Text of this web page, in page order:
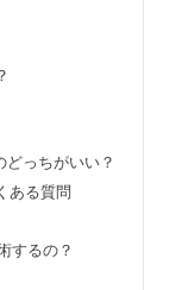
月後はNG！間
ット｜痛む・チ
NG？
マ後のお風呂・
し方は？
どっちがいい？
ある質問
するの？